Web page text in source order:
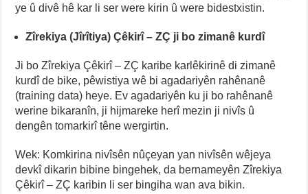
ye û divê hê kar li ser were kirin û were bidestxistin.
Zîrekiya (Jîrîtiya) Çêkirî – ZÇ ji bo zimanê kurdî
Ji bo Zîrekiya Çêkirî – ZÇ karibe karlêkirinê di zimanê
kurdî de bike, pêwistiya wê bi agadariyên rahênanê
(training data) heye. Ev agadariyên ku ji bo rahênanê
werine bikaranîn, ji hijmareke herî mezin ji nivîs û
dengên tomarkirî têne wergirtin.
Wek: Komkirina nivîsên nûçeyan yan nivîsên wêjeya
devkî dikarin bibine bingehek, da bernameyên Zîrekiya
Çêkirî – ZÇ karibin li ser bingiha wan ava bikin.